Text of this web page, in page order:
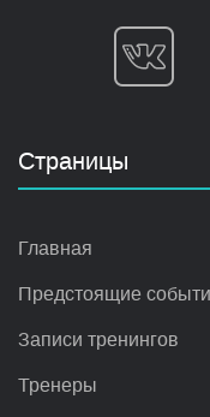
Страницы
Главная
Предстоящие
Записи тренингов
Тренеры